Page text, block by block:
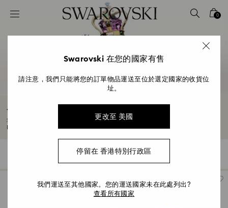
Accesskeys list
3 - Filter
0
小小兵首飾與擺件系列
我們充滿玩趣的小小兵擺件與首飾系列，是為空間增添光彩與歡樂的完美選擇。
過濾
濾
件
Swarovski 在您的國家有售
請注意，我們只能將您的訂單物品運送至位於選定國家的收貨位
址。
更改至 美國
停留在 香港特別行政區
我們運送至其他國家。您的運送國家未在此處列出?
查看所有國家